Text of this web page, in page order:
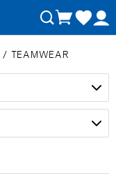
/ TEAMWEAR